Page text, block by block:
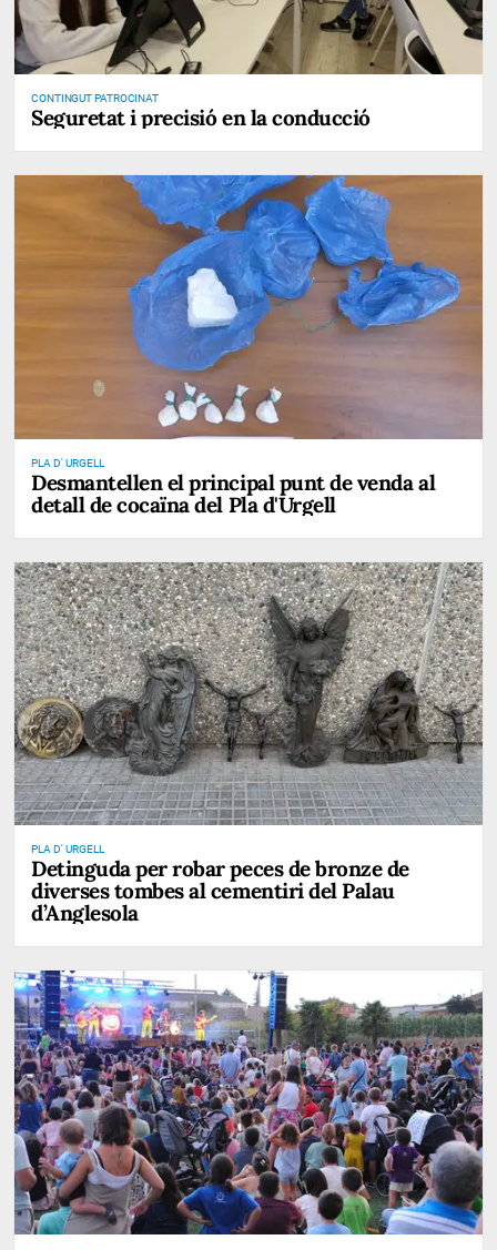
CONTINGUT PATROCINAT
Seguretat i precisió en la conducció
PLA D' URGELL
Desmantellen el principal punt de venda al
detall de cocaïna del Pla d'Urgell
PLA D' URGELL
Detinguda per robar peces de bronze de
diverses tombes al cementiri del Palau
d’Anglesola